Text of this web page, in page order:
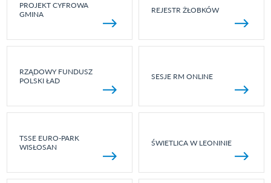
PROJEKT CYFROWA
GMINA
REJESTR ŻŁOBKÓW
RZĄDOWY FUNDUSZ
POLSKI ŁAD
SESJE RM ONLINE
TSSE EURO-PARK
WISŁOSAN
ŚWIETLICA W LEONINIE